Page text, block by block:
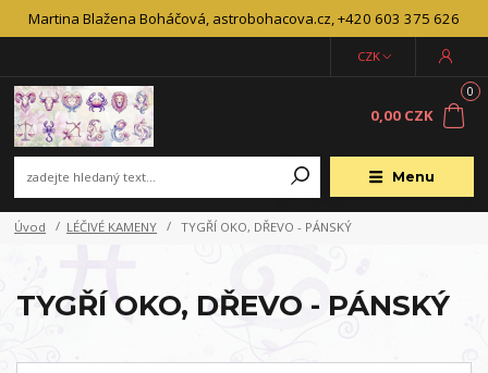
Martina Blažena Boháčová, astrobohacova.cz, +420 603 375 626
Menu
CZK
0
0,00 CZK
Úvod LÉČIVÉ KAMENY TYGŘÍ OKO, DŘEVO - PÁNSKÝ
TYGŘÍ OKO, DŘEVO - PÁNSKÝ